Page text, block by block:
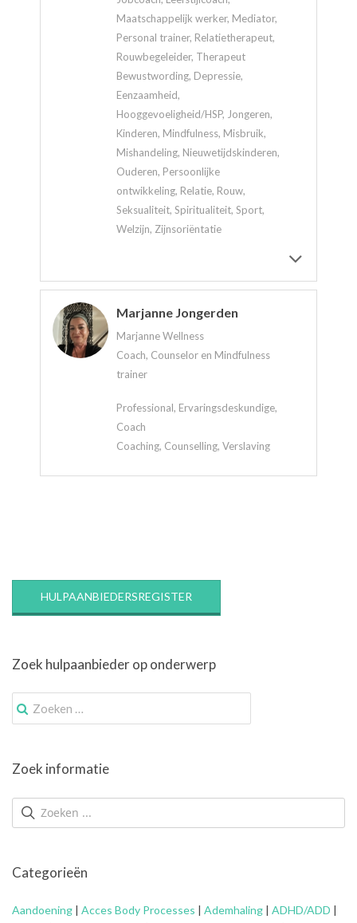
Maatschappelijk werker, Mediator,
Personal trainer, Relatietherapeut,
Rouwbegeleider, Therapeut
Bewustwording, Depressie,
Eenzaamheid,
Hooggevoeligheid/HSP, Jongeren,
Kinderen, Mindfulness, Misbruik,
Mishandeling, Nieuwetijdskinderen,
Ouderen, Persoonlijke
ontwikkeling, Relatie, Rouw,
Seksualiteit, Spiritualiteit, Sport,
Welzijn, Zijnsoriëntatie
Marjanne Jongerden
Marjanne Wellness
Coach, Counselor en Mindfulness
trainer
Professional, Ervaringsdeskundige,
Coach
Coaching, Counselling, Verslaving
HULPAANBIEDERSREGISTER
Zoek hulpaanbieder op onderwerp
Zoek
naar:
Zoek informatie
Categorieën
Aandoening | Acces Body Processes | Ademhaling | ADHD/ADD |